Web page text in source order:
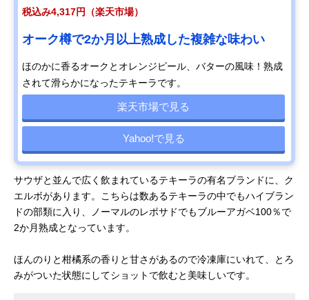
税込み4,317円（楽天市場）
オーク樽で2か月以上熟成した複雑な味わい
ほのかに香るオークとオレンジピール、バターの風味！熟成
されて滑らかになったテキーラです。
楽天市場で見る
Yahoo!で見る
サウザと並んで広く飲まれているテキーラの有名ブランドに、ク
エルボがあります。こちらは数あるテキーラの中でもハイブラン
ドの部類に入り、ノーマルのレポサドでもブルーアガベ100％で
2か月熟成となっています。
ほんのりと柑橘系の香りと甘さがあるので冷凍庫にいれて、とろ
みがついた状態にしてショットで飲むと美味しいです。